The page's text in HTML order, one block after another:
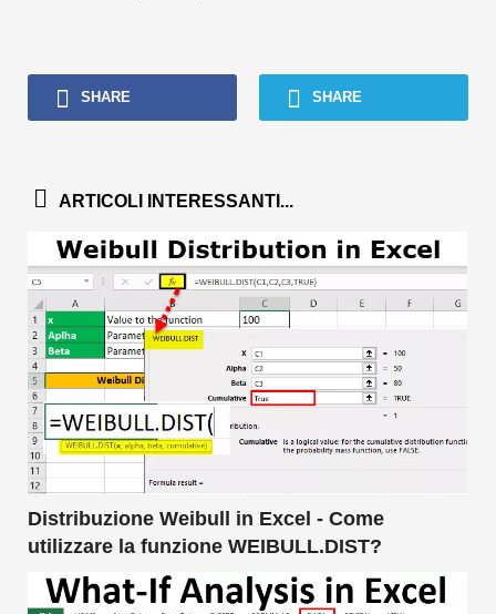
SHARE SHARE
ARTICOLI INTERESSANTI...
Distribuzione Weibull in Excel - Come
utilizzare la funzione WEIBULL.DIST?